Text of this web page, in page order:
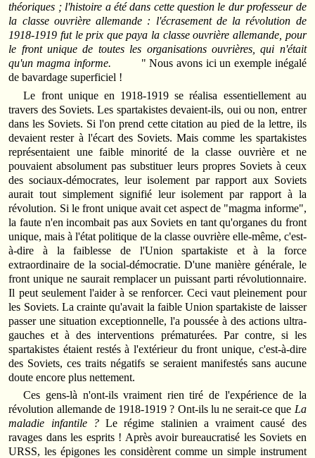
théoriques ; l'histoire a été dans cette question le dur professeur de
la classe ouvrière allemande : l'écrasement de la révolution de
1918-1919 fut le prix que paya la classe ouvrière allemande, pour
le front unique de toutes les organisations ouvrières, qui n'était
qu'un magma informe.
" Nous avons ici un exemple inégalé
de bavardage superficiel !
Le front unique en 1918-1919 se réalisa essentiellement au
travers des Soviets. Les spartakistes devaient-ils, oui ou non, entrer
dans les Soviets. Si l'on prend cette citation au pied de la lettre, ils
devaient rester à l'écart des Soviets. Mais comme les spartakistes
représentaient une faible minorité de la classe ouvrière et ne
pouvaient absolument pas substituer leurs propres Soviets à ceux
des sociaux-démocrates, leur isolement par rapport aux Soviets
aurait tout simplement signifié leur isolement par rapport à la
révolution. Si le front unique avait cet aspect de "magma informe",
la faute n'en incombait pas aux Soviets en tant qu'organes du front
unique, mais à l'état politique de la classe ouvrière elle-même, c'est-
à-dire à la faiblesse de l'Union spartakiste et à la force
extraordinaire de la social-démocratie. D'une manière générale, le
front unique ne saurait remplacer un puissant parti révolutionnaire.
Il peut seulement l'aider à se renforcer. Ceci vaut pleinement pour
les Soviets. La crainte qu'avait la faible Union spartakiste de laisser
passer une situation exceptionnelle, l'a poussée à des actions ultra-
gauches et à des interventions prématurées. Par contre, si les
spartakistes étaient restés à l'extérieur du front unique, c'est-à-dire
des Soviets, ces traits négatifs se seraient manifestés sans aucune
doute encore plus nettement.
Ces gens-là n'ont-ils vraiment rien tiré de l'expérience de la
révolution allemande de 1918-1919 ? Ont-ils lu ne serait-ce que La
maladie infantile ?Le régime stalinien a vraiment causé des
ravages dans les esprits ! Après avoir bureaucratisé les Soviets en
URSS, les épigones les considèrent comme un simple instrument